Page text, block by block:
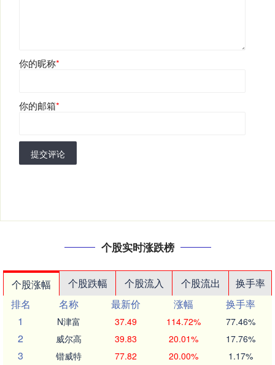
你的昵称*
你的邮箱*
提交评论
个股实时涨跌榜
个股涨幅 个股跌幅 个股流入 个股流出
换手率
排名
名称 最新价 涨幅
换手率
1
N津富 37.49 114.72% 77.46%
2 威尔高 39.83 20.01% 17.76%
3 锴威特 77.82 20.00% 1.17%